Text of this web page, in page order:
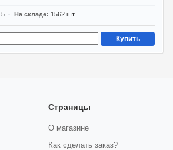
На складе 1562 шт
Купить
Страницы
О магазине
Как сделать заказ?